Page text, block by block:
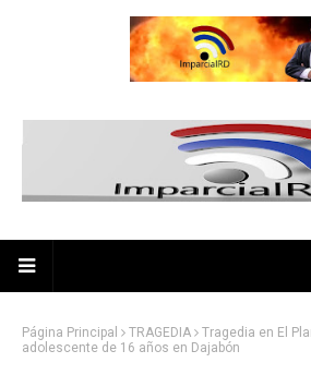
Página Principal TRAGEDIA
Tragedia en El
adolescente de 16 años en Dajabón